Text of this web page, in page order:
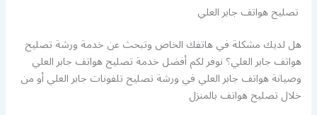
تصليح هواتف جابر العلي
هل لديك مشكلة في هاتفك الخاص وتبحث عن خدمة ورشة تصليح
هواتف جابر العلي؟ نوفر لكم أفضل خدمة تصليح هواتف جابر العلي
وصيانة هواتف جابر العلي في ورشة تصليح تلفونات جابر العلي أو من
خلال تصليح هواتف بالمنزل